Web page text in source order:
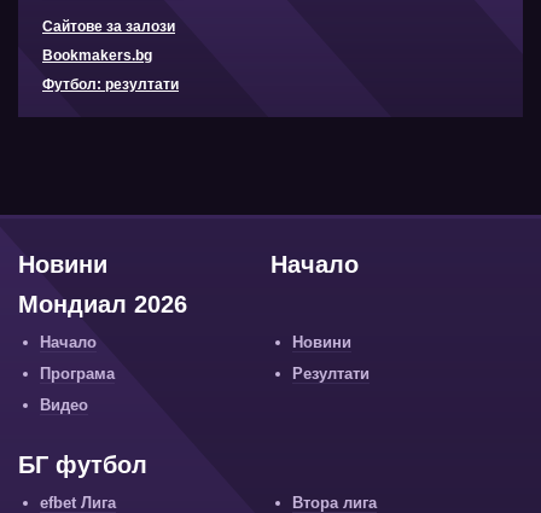
Сайтове за залози
Bookmakers.bg
Футбол: резултати
Начало
Новини
Мондиал 2026
Начало
Новини
Програма
Резултати
Видео
БГ футбол
efbet Лига
Втора лига